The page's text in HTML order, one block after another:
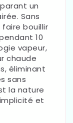
un
Sans
bouillir
10
vapeur,
chaude
éliminant
sans
la nature
et